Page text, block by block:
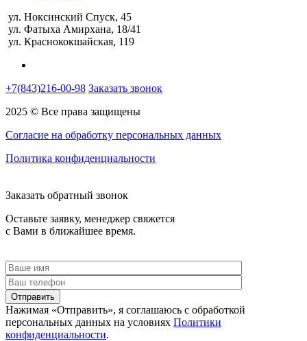
ул. Ноксинский Спуск, 45
ул. Фатыха Амирхана, 18/41
ул. Краснококшайская, 119
+7(843)216-00-98 Заказать звонок
2025 © Все права защищены
Согласие на обработку персональных данных
Политика конфиденциальности
Заказать обратный звонок
Оставьте заявку, менеджер свяжется
с Вами в ближайшее время.
Отправить
Нажимая «Отправить», я соглашаюсь c обработкой
персональных данных на условиях Политики
конфиденциальности.